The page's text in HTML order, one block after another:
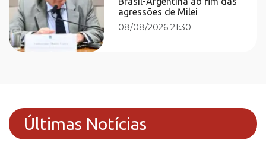
agressões de Milei
08/08/2026 21:30
Últimas Notícias